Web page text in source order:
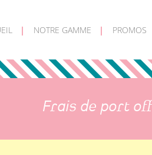
NOTRE GAMME PROMOS
Frais de port